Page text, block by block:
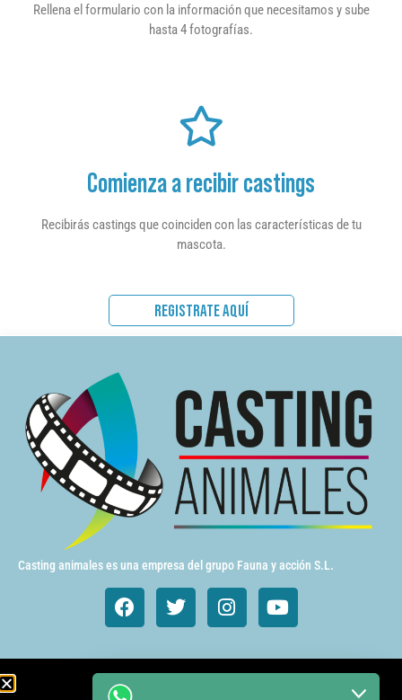
Rellena el formulario con la información que necesitamos y sube
hasta 4 fotografías.
Comienza a recibir castings
Recibirás castings que coinciden con las características de tu
mascota.
REGISTRATE AQUÍ
Casting animales es una empresa del grupo Fauna y acción S.L.
Animales de cine y TV